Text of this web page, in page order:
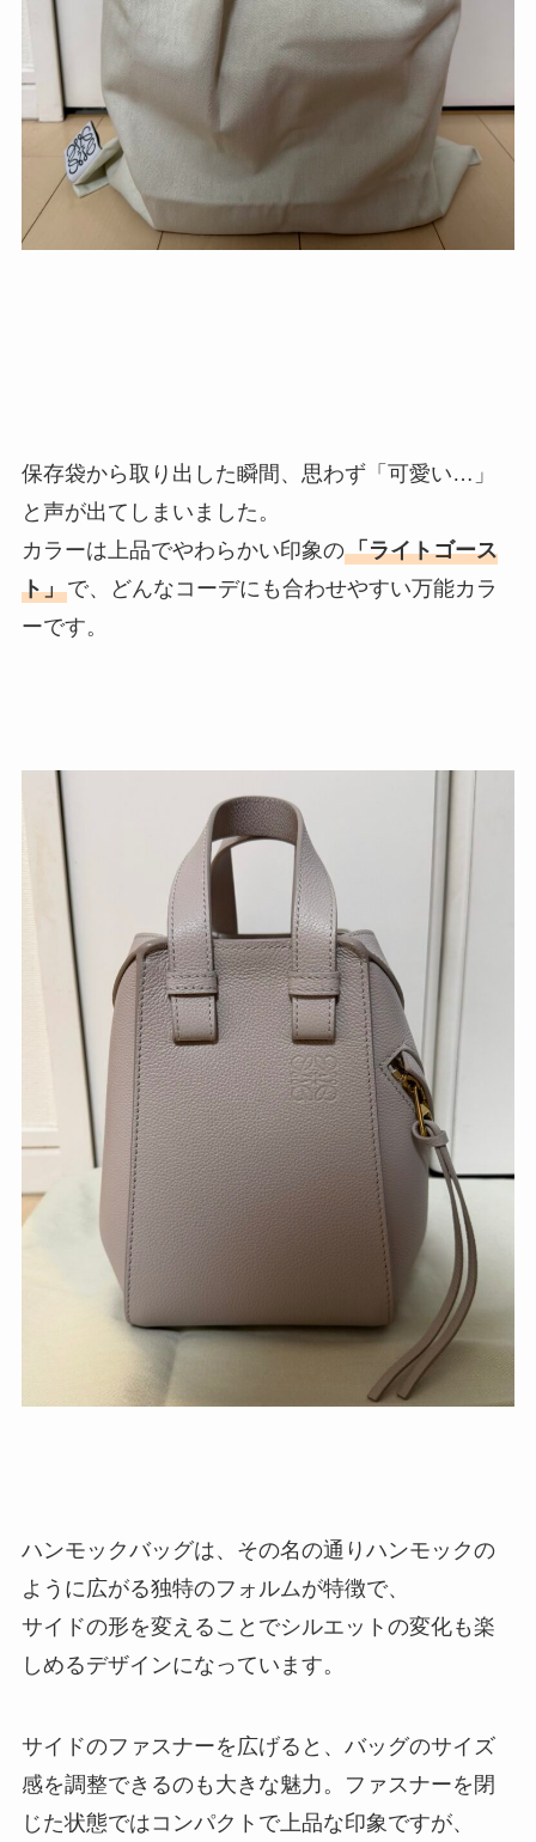
保存袋から取り出した瞬間、思わず「可愛い…」
と声が出てしまいました。
カラーは上品でやわらかい印象の「ライトゴース
ト」で、どんなコーデにも合わせやすい万能カラ
ーです。
ハンモックバッグは、その名の通りハンモックの
ように広がる独特のフォルムが特徴で、
サイドの形を変えることでシルエットの変化も楽
しめるデザインになっています。
サイドのファスナーを広げると、バッグのサイズ
感を調整できるのも大きな魅力。ファスナーを閉
じた状態ではコンパクトで上品な印象ですが、